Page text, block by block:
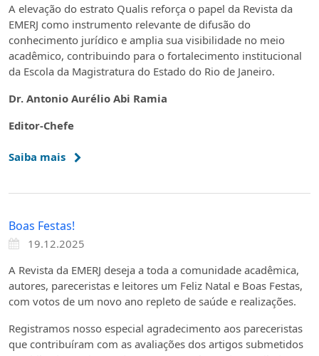
A elevação do estrato Qualis reforça o papel da Revista da
EMERJ como instrumento relevante de difusão do
conhecimento jurídico e amplia sua visibilidade no meio
acadêmico, contribuindo para o fortalecimento institucional
da Escola da Magistratura do Estado do Rio de Janeiro.
Dr. Antonio Aurélio Abi Ramia
Editor-Chefe
Saiba mais
Boas Festas!
19.12.2025
A Revista da EMERJ deseja a toda a comunidade acadêmica,
autores, pareceristas e leitores um Feliz Natal e Boas Festas,
com votos de um novo ano repleto de saúde e realizações.
Registramos nosso especial agradecimento aos pareceristas
que contribuíram com as avaliações dos artigos submetidos